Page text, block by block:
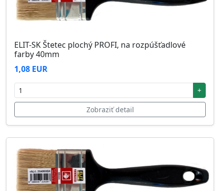
ELIT-SK Štetec plochý PROFI, na rozpúšťadlové
farby 40mm
1,08 EUR
+
Zobraziť detail